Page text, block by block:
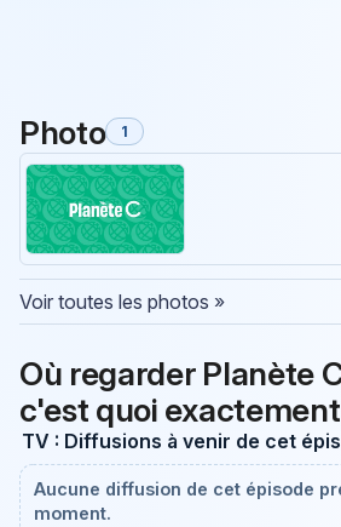
Photo 1
Voir toutes les photos »
Où regarder Planète
c'est quoi
TV : Diffusions à venir de cet
Aucune diffusion de cet épisode
moment.